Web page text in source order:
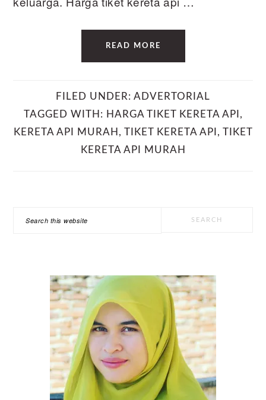
READ MORE
FILED UNDER: ADVERTORIAL
TAGGED WITH: HARGA TIKET KERETA API ,
KERETA API MURAH , TIKET KERETA API , TIKET
KERETA API MURAH
Search